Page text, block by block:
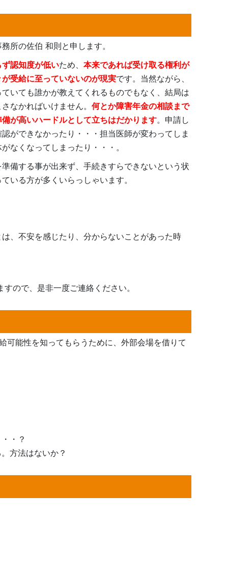
所の佐伯 和則と申します。
認知度が低いため、 本来であれば受け取る権利が
受給に至っていないのが現実です。当然ながら、
ていても誰かが教えてくれるものでもなく、結局は
なかればいけません。 何とか障害年金の相談まで
が高いハードルとして立ちはだかります。申請し
ができなかったり・・・担当医師が変わってしま
なくなってしまったり・・・。
備する事が出来ず、手続きすらできないという状
いる方が多くいらっしゃいます。
、不安を感じたり、分からないことがあった時
ので、是非一度ご連絡ください。
可能性を知ってもらうために、外部会場を借りて
・？
方法はないか？